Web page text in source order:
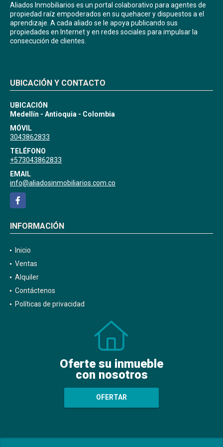
Aliados Inmobiliarios es un portal colaborativo para agentes de
propiedad raíz empoderados en su quehacer y dispuestos a el
aprendizaje. A cada aliado se le apoya publicando sus
propiedades en Internet y en redes sociales para impulsar la
consecución de clientes.
UBICACIÓN Y CONTACTO
UBICACIÓN
Medellín - Antioquia - Colombia
MÓVIL
3043862833
TELÉFONO
+573043862833
EMAIL
info@aliadosinmobiliarios.com.co
Facebook
INFORMACIÓN
Inicio
Ventas
Alquiler
Contáctenos
Políticas de privacidad
Oferte su inmueble
con nosotros
OFERTAR